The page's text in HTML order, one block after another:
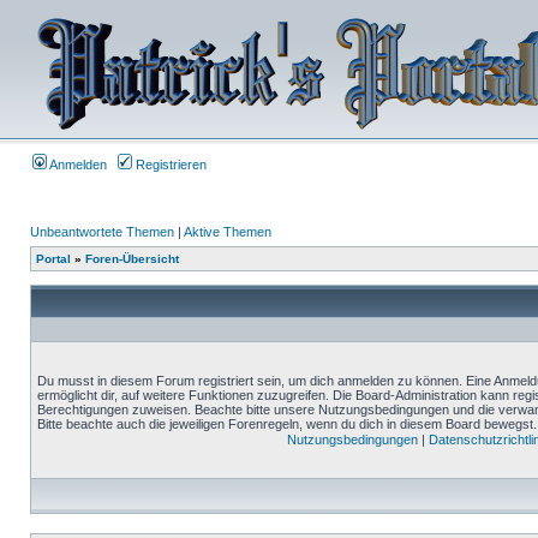
Anmelden Registrieren
Unbeantwortete Themen | Aktive Themen
Portal » Foren-Übersicht
Du musst in diesem Forum registriert sein, um dich anmelden zu können. Eine
ermöglicht dir, auf weitere Funktionen zuzugreifen. Die Board-Administration kann
Berechtigungen zuweisen. Beachte bitte unsere Nutzungsbedingungen und die
Bitte beachte auch die jeweiligen Forenregeln, wenn du dich in diesem Board bewegst.
Nutzungsbedingungen |